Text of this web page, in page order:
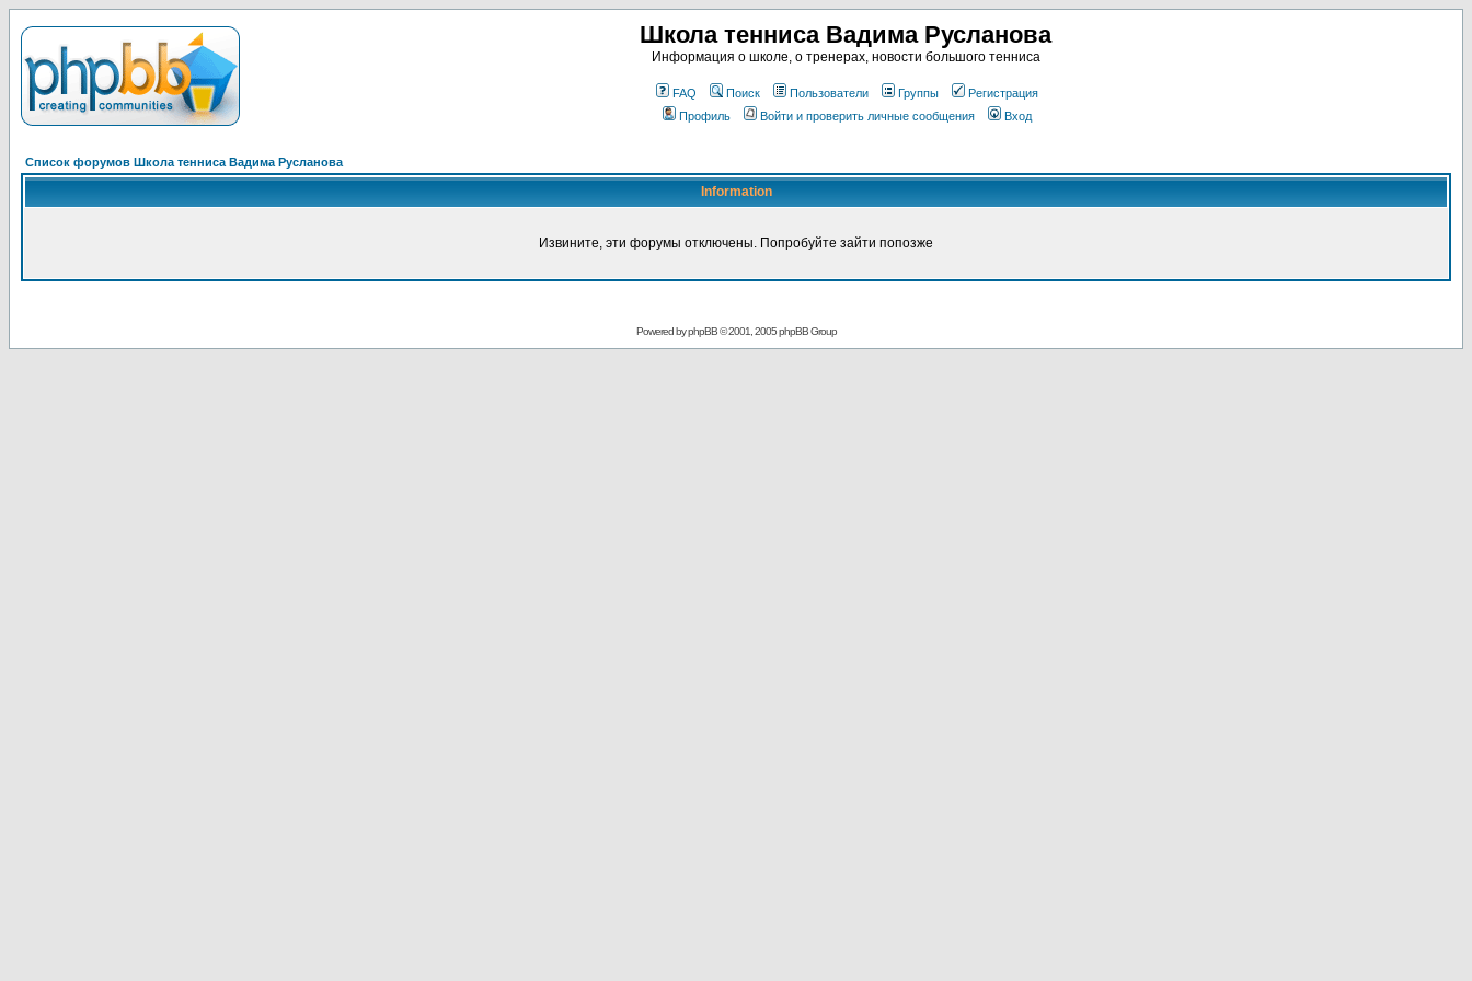
Школа тенниса Вадима Русланова
Информация о школе, о тренерах, новости большого тенниса
FAQ Поиск Пользователи Группы
Регистрация
Профиль
Войти и проверить личные сообщения Вход
Список форумов Школа тенниса Вадима Русланова
Information
Извините, эти форумы отключены. Попробуйте зайти попозже
Powered byphpBB© 2001, 2005 phpBB Group